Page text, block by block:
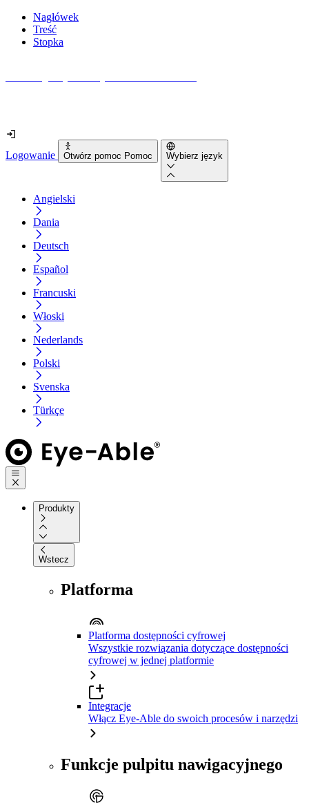
Nagłówek
Treść
Stopka
Logowanie Otwórz pomoc Pomoc Wybierz język
Angielski
Dania
Deutsch
Español
Francuski
Włoski
Nederlands
Polski
Svenska
Türkçe
Produkty
Wstecz
Platforma
Platforma dostępności cyfrowej
Wszystkie rozwiązania dotyczące dostępności
cyfrowej w jednej platformie
Integracje
Włącz Eye-Able do swoich procesów i narzędzi
Funkcje pulpitu nawigacyjnego